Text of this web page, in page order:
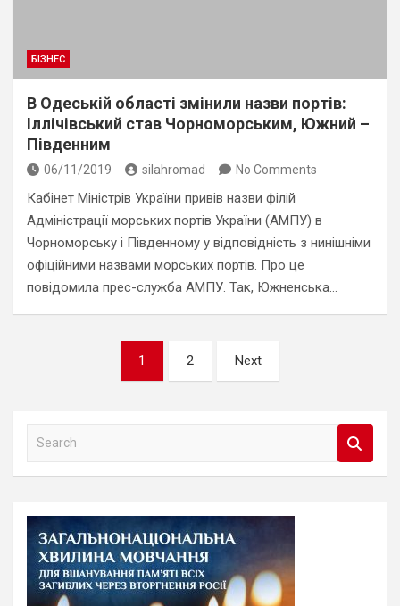
БІЗНЕС
В Одеській області змінили назви портів:
Іллічівський став Чорноморським, Южний –
Південним
06/11/2019 silahromad No Comments
Кабінет Міністрів України привів назви філій
Адміністрації морських портів України (АМПУ) в
Чорноморську і Південному у відповідність з нинішніми
офіційними назвами морських портів. Про це
повідомила прес-служба АМПУ. Так, Южненська…
1 2 Next
a